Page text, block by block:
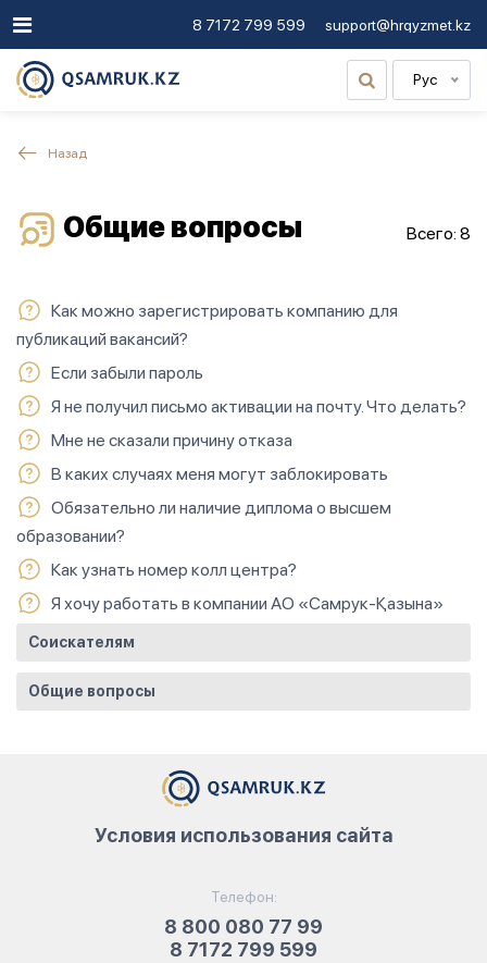
8 7172 799 599 support@hrqyzmet.kz
Рус
Назад
Общие вопросы Всего: 8
Как можно зарегистрировать компанию для
публикаций вакансий?
Если забыли пароль
Я не получил письмо активации на почту. Что делать?
Мне не сказали причину отказа
В каких случаях меня могут заблокировать
Обязательно ли наличие диплома о высшем
образовании?
Как узнать номер колл центра?
Я хочу работать в компании АО «Самрук-Қазына»
Соискателям
Общие вопросы
Телефон:
8 800 080 77 99
8 7172 799 599
Условия использования сайта